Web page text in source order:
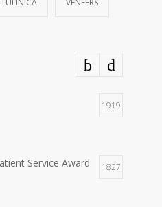
VENEERS
1919
Service Award
1827